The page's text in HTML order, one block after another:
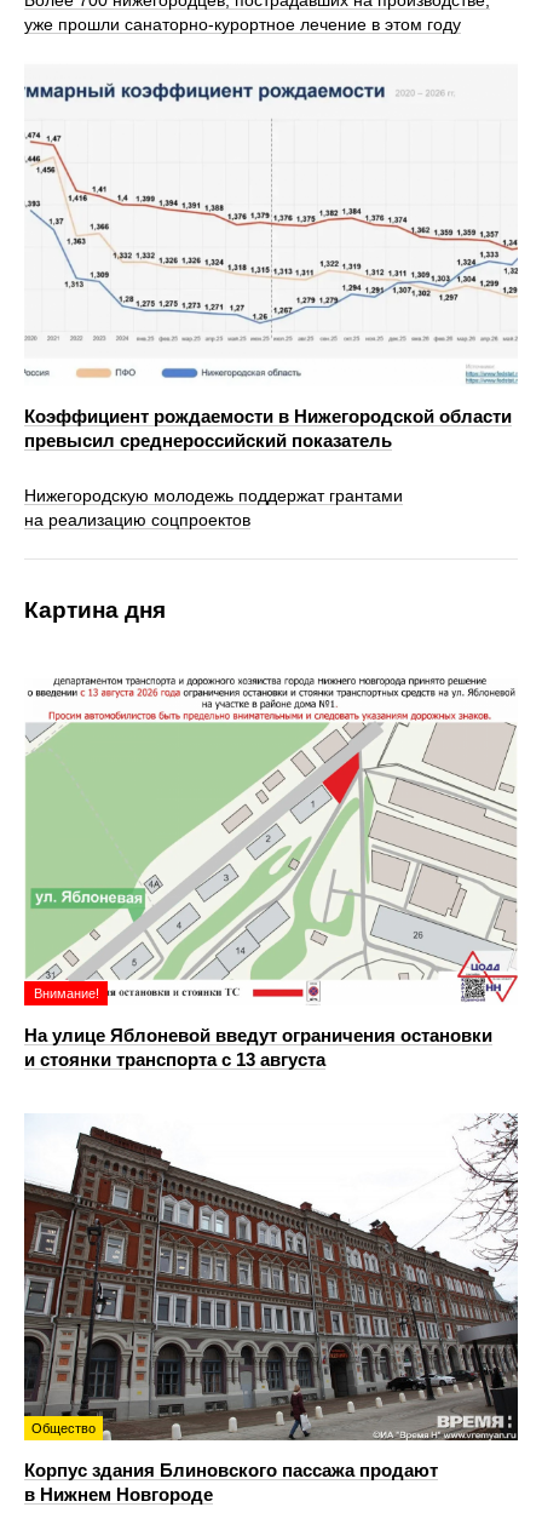
уже прошли санаторно‑курортное лечение в этом году
Коэффициент рождаемости в Нижегородской области
превысил среднероссийский показатель
Нижегородскую молодежь поддержат грантами
на реализацию соцпроектов
Картина дня
Внимание!
На улице Яблоневой введут ограничения остановки
и стоянки транспорта с 13 августа
Общество
Корпус здания Блиновского пассажа продают
в Нижнем Новгороде